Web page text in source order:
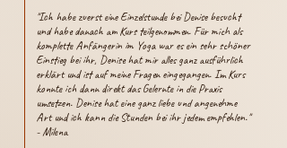
"Ich habe zuerst eine Einzelstunde bei Denise besucht
und habe danach am Kurs teilgenommen. Für mich als
komplette Anfängerin im Yoga war es ein sehr schöner
Einstieg bei ihr, Denise hat mir alles ganz ausführlich
erklärt und ist auf meine Fragen eingegangen. Im Kurs
konnte ich dann direkt das Gelernte in die Praxis
umsetzen. Denise hat eine ganz liebe und angenehme
Art und ich kann die Stunden bei ihr jedem empfehlen."​
- Milena